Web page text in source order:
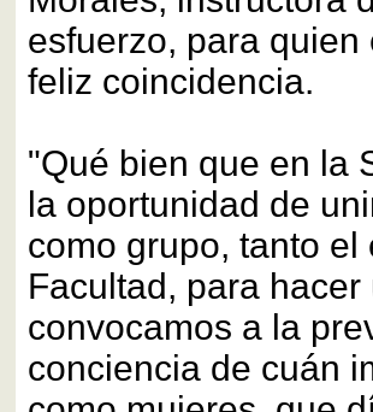
esfuerzo, para
feliz coincidencia.
"Qué bien que en la
la oportunidad de
como grupo, tanto
Facultad, para
convocamos a la
conciencia de cuán